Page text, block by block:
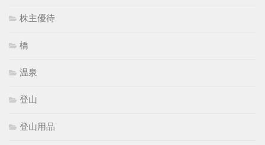
株主優待
橋
温泉
登山
登山用品